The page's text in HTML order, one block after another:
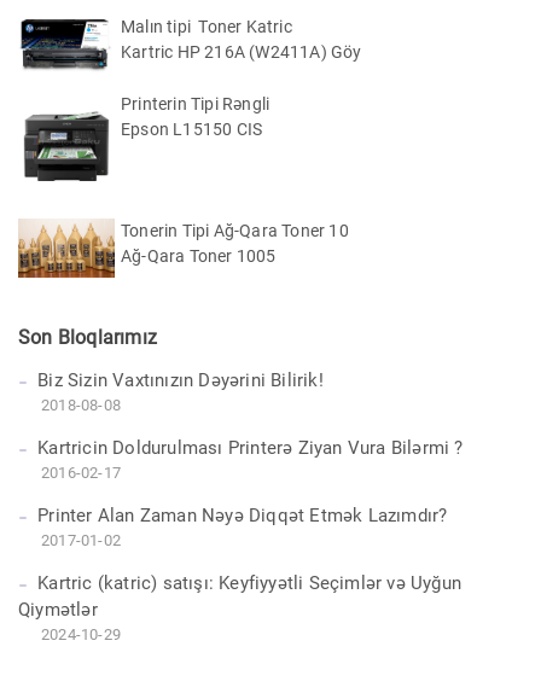
Malın tipi Toner Katric
Kartric HP 216A (W2411A) Göy
Printerin Tipi Rəngli
Epson L15150 CIS
Tonerin Tipi Ağ-Qara Toner 10
Ağ-Qara Toner 1005
Son Bloqlarımız
Biz Sizin Vaxtınızın Dəyərini Bilirik!
2018-08-08
Kartricin Doldurulması Printerə Ziyan Vura Bilərmi ?
2016-02-17
Printer Alan Zaman Nəyə Diqqət Etmək Lazımdır?
2017-01-02
Kartric (katric) satışı: Keyfiyyətli Seçimlər və Uyğun
Qiymətlər
2024-10-29